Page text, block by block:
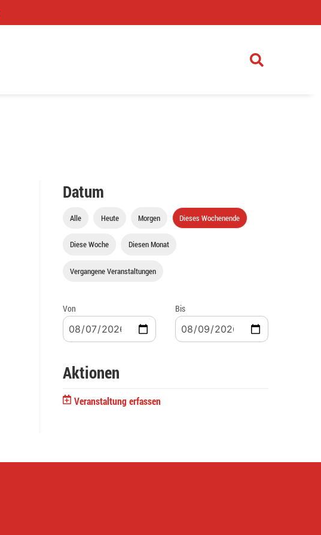
Datum
Alle Heute Morgen Dieses Wochenende
Diese Woche Diesen Monat
Vergangene Veranstaltungen
Von Bis
Aktionen
Veranstaltung erfassen